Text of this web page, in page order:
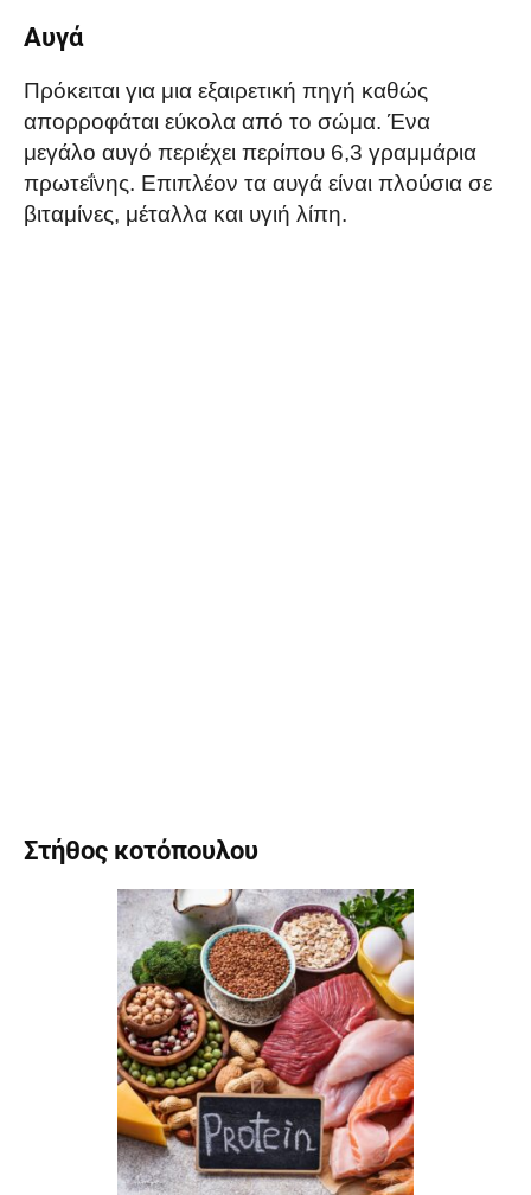
Αυγά
Πρόκειται για μια εξαιρετική πηγή καθώς
απορροφάται εύκολα από το σώμα. Ένα
μεγάλο αυγό περιέχει περίπου 6,3 γραμμάρια
πρωτεΐνης. Επιπλέον τα αυγά είναι πλούσια σε
βιταμίνες, μέταλλα και υγιή λίπη.
Στήθος κοτόπουλου